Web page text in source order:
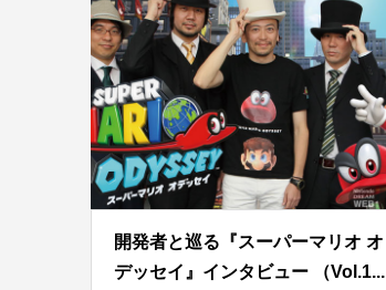
開発者と巡る『スーパーマリオ オ
デッセイ』インタビュー （Vol.1...